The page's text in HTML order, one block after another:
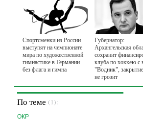
Спортсменки из России
выступят на чемпионате
мира по художественной
гимнастике в Германии
без флага и гимна
Губернатор:
Архангельская
сохранит
клуба по хоккею с
"Водник",
не грозит
По теме (1):
ОКР